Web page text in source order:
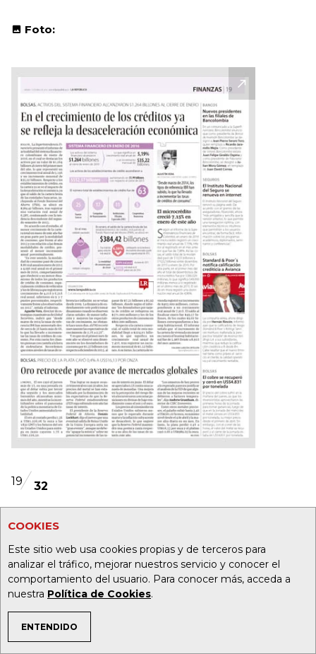
COOKIES
Este sitio web usa cookies propias y de terceros para
analizar el tráfico, mejorar nuestros servicio y conocer el
comportamiento del usuario. Para conocer más, acceda a
nuestra Política de Cookies.
ENTENDIDO
TEMAS DE INTERÉS
Foto:
19 32
Foto: